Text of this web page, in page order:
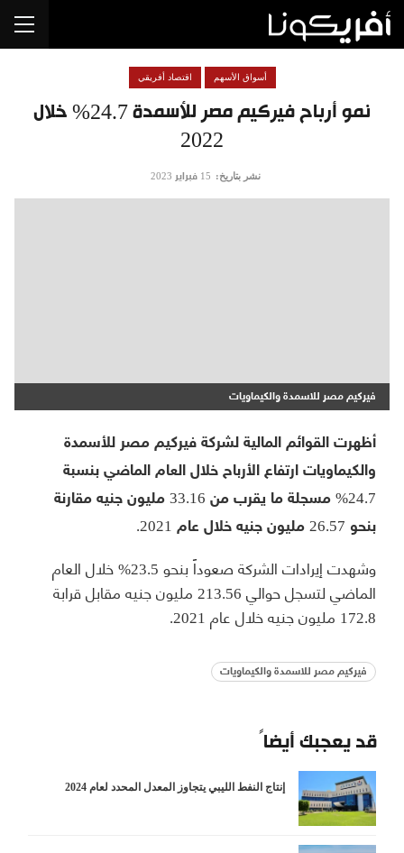
نمو أرباح فيركيم مصر للأسمدة 24.7% خلال
2022
أسواق الأسهم اقتصاد أفريقي
نشر بتاريخ: 15 فبراير 2023
فيركيم مصر للاسمدة والكيماويات
أظهرت القوائم المالية لشركة فيركيم مصر للأسمدة
والكيماويات ارتفاع الأرباح خلال العام الماضي بنسبة
24.7% مسجلة ما يقرب من 33.16 مليون جنيه مقارنة
بنحو 26.57 مليون جنيه خلال عام 2021.
وشهدت إيرادات الشركة صعوداً بنحو 23.5% خلال العام
الماضي لتسجل حوالي 213.56 مليون جنيه مقابل قرابة
172.8 مليون جنيه خلال عام 2021.
فيركيم مصر للاسمدة والكيماويات
قد يعجبك أيضاً
إنتاج النفط الليبي يتجاوز المعدل المحدد لعام 2024